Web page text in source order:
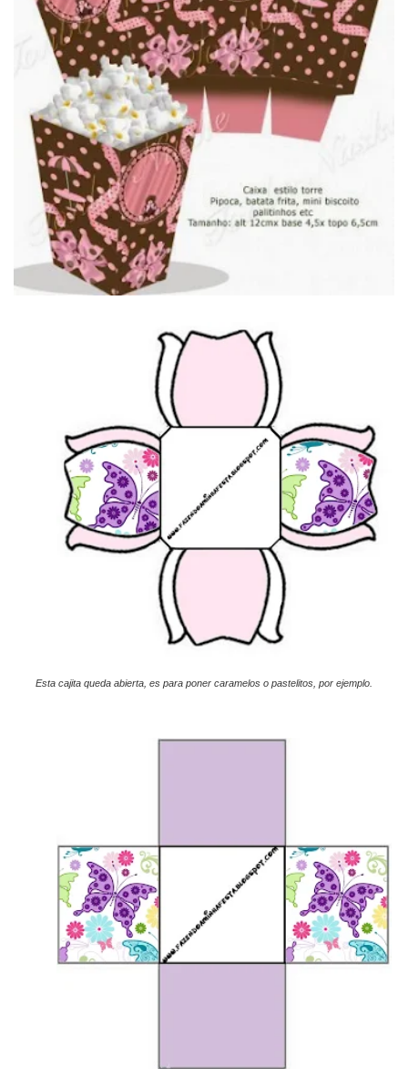
Esta cajita queda abierta, es para poner caramelos o pastelitos, por ejemplo.